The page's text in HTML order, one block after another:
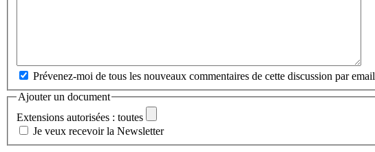
Prévenez-moi de tous les nouveaux commentaires de cette discussion par email
Ajouter un document
Extensions autorisées : toutes
Je veux recevoir la Newsletter